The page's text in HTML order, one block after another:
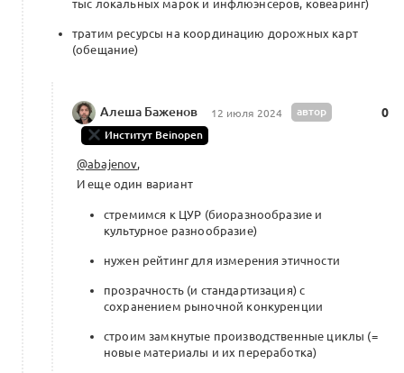
Проект стратсессий по развитию
интеграции Узбекистана х Индии
х Тайланда х РФ
Меморандум о кооперации
Индустрия моды как драйвер развития
изменений до бенефициаров развитых
территорий и экосистем
0 комментариев
тыс локальных марок и инфлюэнсеров, ковеаринг)
тратим ресурсы на координацию дорожных карт
(обещание)
Алеша Баженов 12 июля 2024
автор
Институт Beinopen
0
@abajenov,
И еще один вариант
стремимся к ЦУР (биоразнообразие и
культурное разнообразие)
нужен рейтинг для измерения этичности
прозрачность (и стандартизация) с
сохранением рыночной конкуренции
строим замкнутые производственные циклы (=
новые материалы и их переработка)